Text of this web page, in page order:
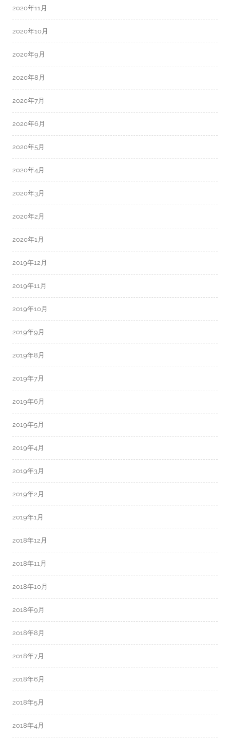
2020年11月
2020年10月
2020年9月
2020年8月
2020年7月
2020年6月
2020年5月
2020年4月
2020年3月
2020年2月
2020年1月
2019年12月
2019年11月
2019年10月
2019年9月
2019年8月
2019年7月
2019年6月
2019年5月
2019年4月
2019年3月
2019年2月
2019年1月
2018年12月
2018年11月
2018年10月
2018年9月
2018年8月
2018年7月
2018年6月
2018年5月
2018年4月